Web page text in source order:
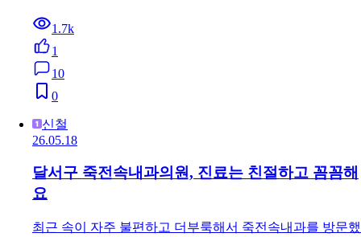
1.7k
1
10
0
신철
26.05.18
달서구 죽전속내과의원, 진료는 친절하고 꼼꼼해
요
최근 속이 자주 불편하고 더부룩해서 죽전속내과를 방문했